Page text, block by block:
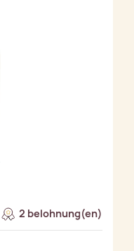
2 belohnung(en)